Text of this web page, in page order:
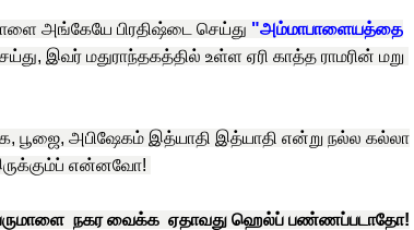
அங்கேயே பிரதிஷ்டை செய்து "அம்மாபாளையத்தை
இவர் மதுராந்தகத்தில் உள்ள ஏரி காத்த ராமரின் மறு
பூஜை, அபிஷேகம் இத்யாதி இத்யாதி என்று நல்ல கல்லா
என்னவோ!
நகர வைக்க ஏதாவது ஹெல்ப் பண்ணப்படாதோ!